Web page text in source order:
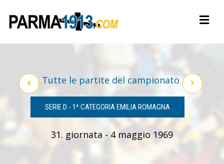
Tutte le partite del campionato
SERIE D - 1^ CATEGORIA EMILIA ROMAGNA
31. giornata - 4 maggio 1969